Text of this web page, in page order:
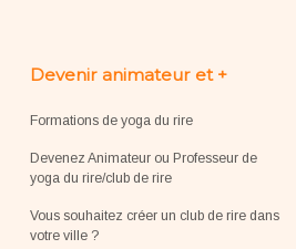
Devenir animateur et +
Formations de yoga du rire
Devenez Animateur ou Professeur de
yoga du rire/club de rire
Vous souhaitez créer un club de rire dans
votre ville ?